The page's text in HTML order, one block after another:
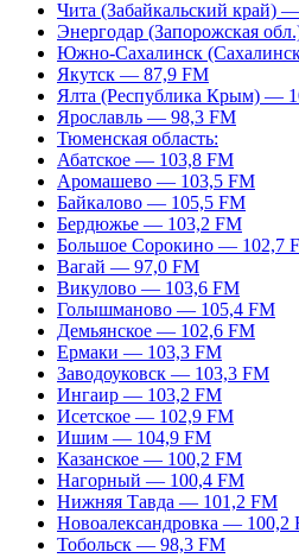
Чита (Забайкальский край)
Энергодар (Запорожская
Южно-Сахалинск
Якутск — 87,9 FM
Ялта (Республика Крым) —
Ярославль — 98,3 FM
Тюменская область:
Абатское — 103,8 FM
Аромашево — 103,5 FM
Байкалово — 105,5 FM
Бердюжье — 103,2 FM
Большое Сорокино — 102,7
Вагай — 97,0 FM
Викулово — 103,6 FM
Голышманово — 105,4 FM
Демьянское — 102,6 FM
Ермаки — 103,3 FM
Заводоуковск — 103,3 FM
Ингаир — 103,2 FM
Исетское — 102,9 FM
Ишим — 104,9 FM
Казанское — 100,2 FM
Нагорный — 100,4 FM
Нижняя Тавда — 101,2 FM
Новоалександровка — 100,2
Тобольск — 98,3 FM